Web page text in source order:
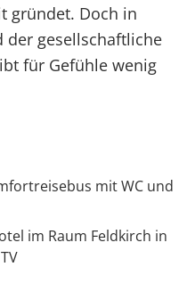
gründet. Doch in
der gesellschaftliche
für Gefühle wenig
mit WC und
im Raum Feldkirch in